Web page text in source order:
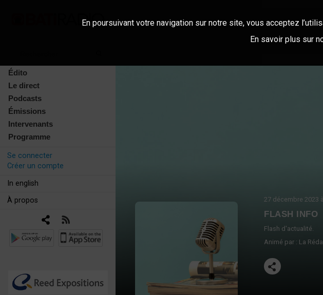
Édito
Le direct
Podcasts
Émissions
Intervenants
Programme
Se connecter
Créer un compte
In english
À propos
27 décembre 2023
FLASH INFO
Flash d'actualité.
Animé par : La
En poursuivant votre navigation sur notre site, vous acceptez
En savoir plus sur